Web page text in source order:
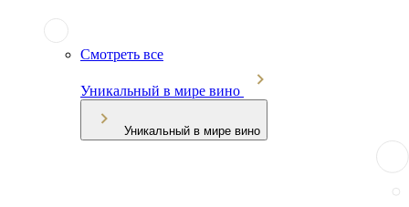
Смотреть все
Уникальный в мире вино
Уникальный в мире вино